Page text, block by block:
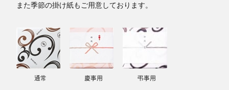
また季節の掛け紙もご用意しております。
通常 慶事用 弔事用